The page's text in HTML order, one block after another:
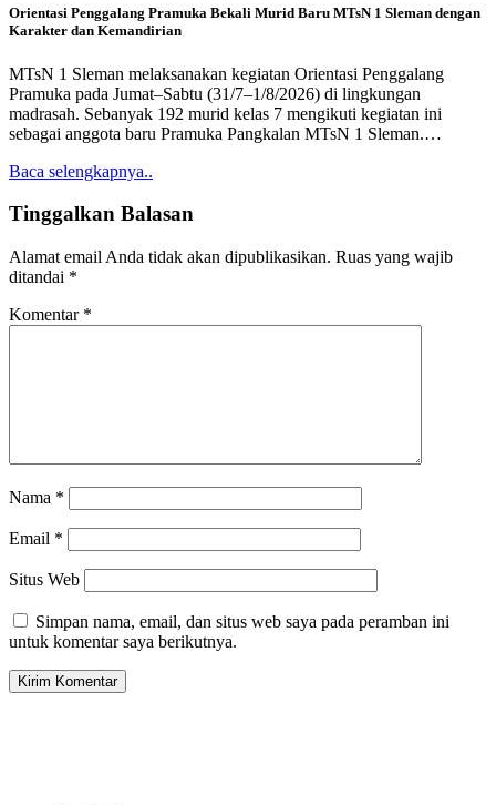
Orientasi Penggalang Pramuka Bekali Murid Baru MTsN 1 Sleman dengan
Karakter dan Kemandirian
MTsN 1 Sleman melaksanakan kegiatan Orientasi Penggalang
Pramuka pada Jumat–Sabtu (31/7–1/8/2026) di lingkungan
madrasah. Sebanyak 192 murid kelas 7 mengikuti kegiatan ini
sebagai anggota baru Pramuka Pangkalan MTsN 1 Sleman.…
Baca selengkapnya..
Tinggalkan Balasan
Alamat email Anda tidak akan dipublikasikan. Ruas yang wajib
ditandai *
Komentar *
Nama *
Email *
Situs Web
Simpan nama, email, dan situs web saya pada peramban ini
untuk komentar saya berikutnya.